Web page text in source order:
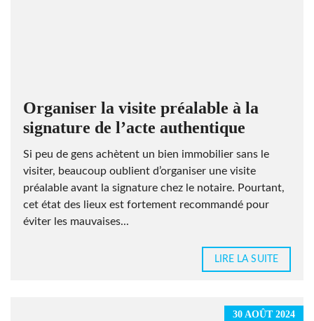
Organiser la visite préalable à la
signature de l’acte authentique
Si peu de gens achètent un bien immobilier sans le
visiter, beaucoup oublient d’organiser une visite
préalable avant la signature chez le notaire. Pourtant,
cet état des lieux est fortement recommandé pour
éviter les mauvaises...
LIRE LA SUITE
30 AOÛT 2024